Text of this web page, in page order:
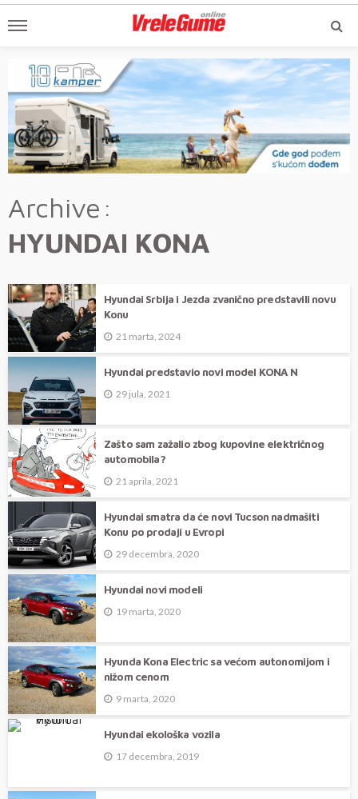
Archive
HYUNDAI KONA
Hyundai Srbija i Jezda zvanično predstavili novu
Konu
21 marta, 2024
Hyundai predstavio novi model KONA N
29 jula, 2021
Zašto sam zažalio zbog kupovine električnog
automobila?
21 aprila, 2021
Hyundai smatra da će novi Tucson nadmašiti
Konu po prodaji u Evropi
29 decembra, 2020
Hyundai novi modeli
19 marta, 2020
Hyunda Kona Electric sa većom autonomijom i
nižom cenom
9 marta, 2020
Hyundai ekološka vozila
17 decembra, 2019